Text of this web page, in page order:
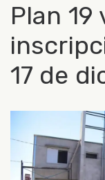
Plan 19
17 de